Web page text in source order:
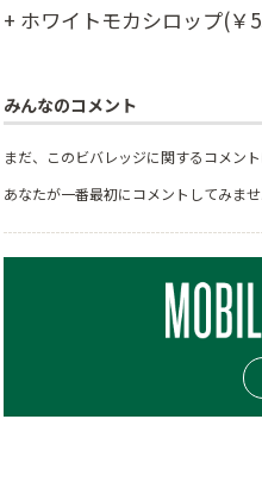
+ ホワイトモカシロップ(￥
みんなのコメント
まだ、このビバレッジに関するコメント
あなたが一番最初にコメントしてみませ